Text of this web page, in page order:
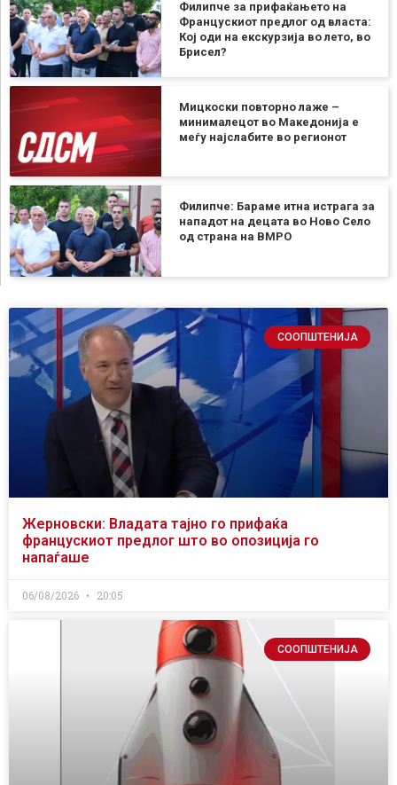
Филипче за прифаќањето на
Францускиот предлог од власта:
Кој оди на екскурзија во лето, во
Брисел?
Мицкоски повторно лаже –
минималецот во Македонија е
меѓу најслабите во регионот
Филипче: Бараме итна истрага за
нападот на децата во Ново Село
од страна на ВМРО
СООПШТЕНИЈА
Жерновски: Владата тајно го прифаќа
францускиот предлог што во опозиција го
напаѓаше
06/08/2026 20:05
СООПШТЕНИЈА